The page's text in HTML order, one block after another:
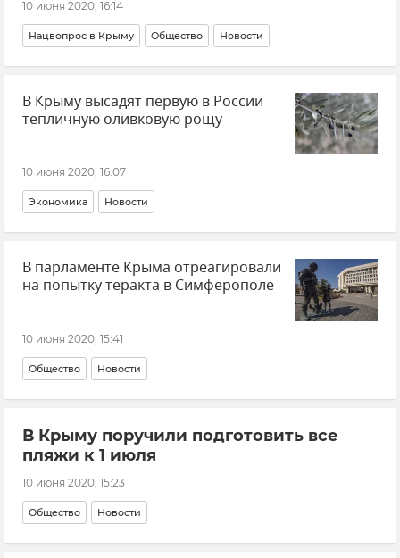
10 июня 2020, 16:14
Нацвопрос в Крыму Общество Новости
В Крыму высадят первую в России
тепличную оливковую рощу
10 июня 2020, 16:07
Экономика Новости
В парламенте Крыма отреагировали
на попытку теракта в Симферополе
10 июня 2020, 15:41
Общество Новости
В Крыму поручили подготовить все
пляжи к 1 июля
10 июня 2020, 15:23
Общество Новости